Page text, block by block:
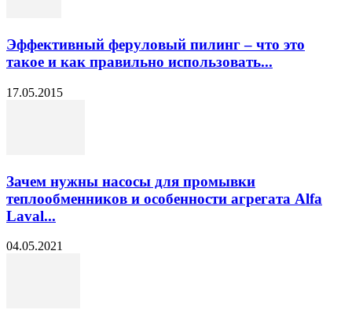
Эффективный феруловый пилинг – что это
такое и как правильно использовать...
17.05.2015
Зачем нужны насосы для промывки
теплообменников и особенности агрегата Alfa
Laval...
04.05.2021